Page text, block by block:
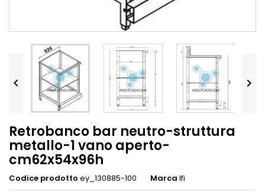
 
Retrobanco bar neutro-struttura
metallo-1 vano aperto-
cm62x54x96h
Codice prodotto ey_130885-100 Marca Ifi